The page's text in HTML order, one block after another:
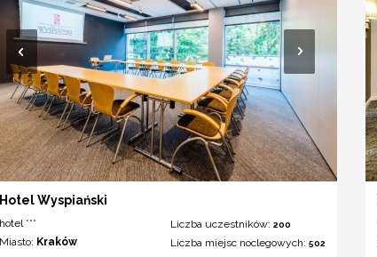
Hotel Wyspiański
hotel ***
Miasto: Kraków
Liczba uczestników:200
Liczba miejsc noclegowych:502